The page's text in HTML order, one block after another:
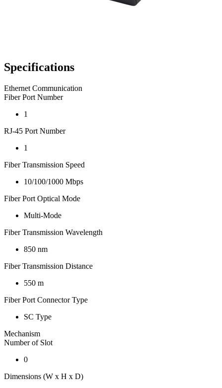
Specifications
Ethernet Communication
Fiber Port Number
1
RJ-45 Port Number
1
Fiber Transmission Speed
10/100/1000 Mbps
Fiber Port Optical Mode
Multi-Mode
Fiber Transmission Wavelength
850 nm
Fiber Transmission Distance
550 m
Fiber Port Connector Type
SC Type
Mechanism
Number of Slot
0
Dimensions (W x H x D)